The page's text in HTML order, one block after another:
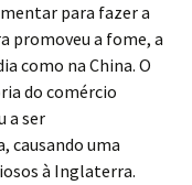
para fazer a
promoveu a fome, a
como na China. O
do comércio
a ser
causando uma
à Inglaterra.